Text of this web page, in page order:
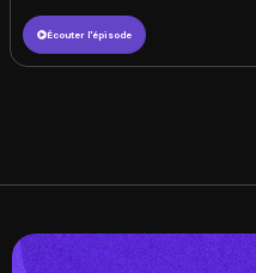
Écouter l'épisode